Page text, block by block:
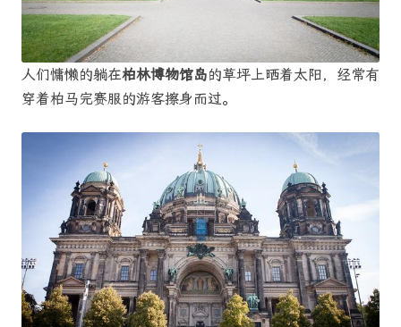
人们慵懒的躺在柏林博物馆岛的草坪上晒着太阳，经常有
穿着柏马完赛服的游客擦身而过。